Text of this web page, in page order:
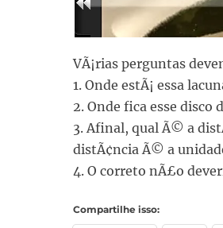
VÃ¡rias perguntas
1. Onde estÃ¡ essa
2. Onde fica esse disco
3. Afinal, qual Ã© a
distÃ¢ncia Ã© a
4. O correto nÃ£o
Compartilhe isso: